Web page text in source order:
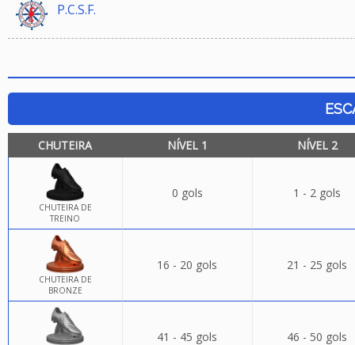
P.C.S.F.
CHUTEIRA NÍVEL 1 NÍVEL 2
CHUTEIRA DE
TREINO
0 gols 1 - 2 gols
CHUTEIRA DE
BRONZE
16 - 20 gols 21 - 25 gols
41 - 45 gols 46 - 50 gols